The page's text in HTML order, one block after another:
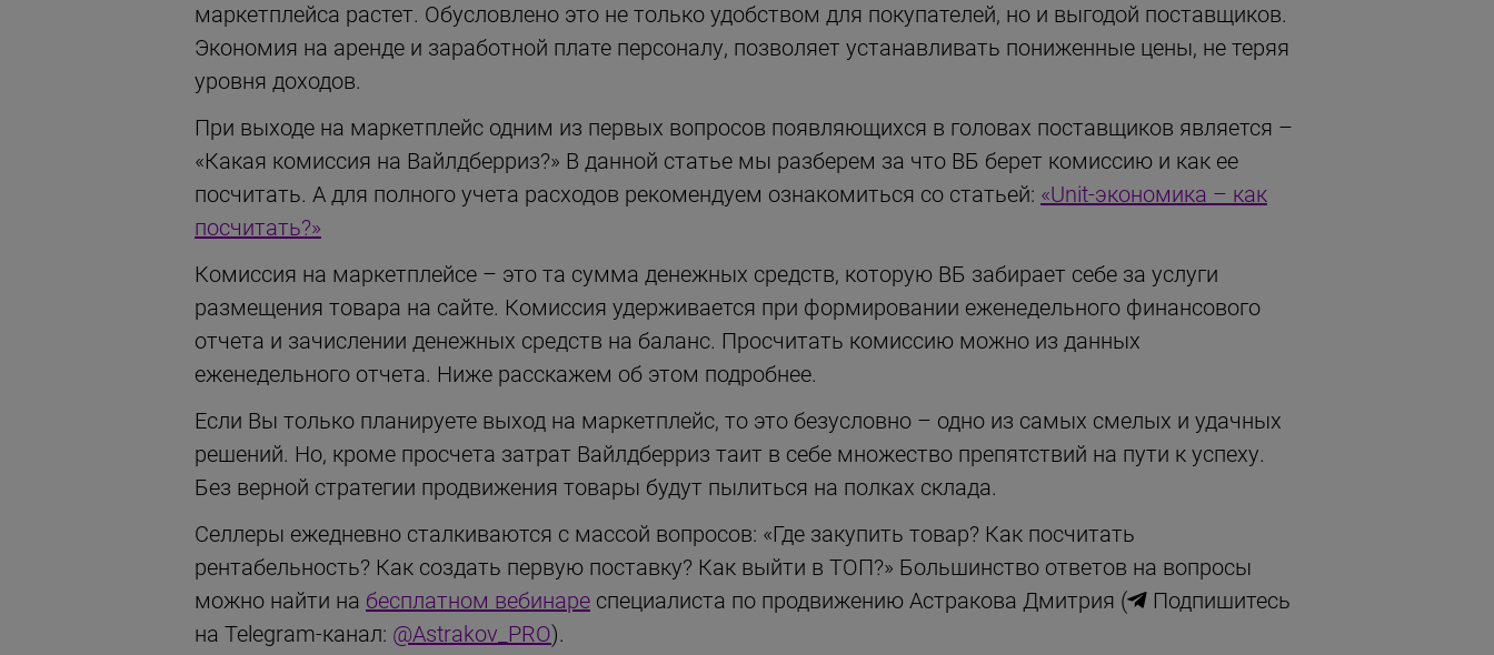
маркетплейса растет. Обусловлено это не только удобством для покупателей, но и выгодой поставщиков.
Экономия на аренде и заработной плате персоналу, позволяет устанавливать пониженные цены, не теряя
уровня доходов.
При выходе на маркетплейс одним из первых вопросов появляющихся в головах поставщиков является –
«Какая комиссия на Вайлдберриз?» В данной статье мы разберем за что ВБ берет комиссию и как ее
посчитать. А для полного учета расходов рекомендуем ознакомиться со статьей: «Unit-экономика – как
посчитать?»
Комиссия на маркетплейсе – это та сумма денежных средств, которую ВБ забирает себе за услуги
размещения товара на сайте. Комиссия удерживается при формировании еженедельного финансового
отчета и зачислении денежных средств на баланс. Просчитать комиссию можно из данных
еженедельного отчета. Ниже расскажем об этом подробнее.
Если Вы только планируете выход на маркетплейс, то это безусловно – одно из самых смелых и удачных
решений. Но, кроме просчета затрат Вайлдберриз таит в себе множество препятствий на пути к успеху.
Без верной стратегии продвижения товары будут пылиться на полках склада.
Селлеры ежедневно сталкиваются с массой вопросов: «Где закупить товар? Как посчитать
рентабельность? Как создать первую поставку? Как выйти в ТОП?» Большинство ответов на вопросы
можно найти на бесплатном вебинаре специалиста по продвижению Астракова Дмитрия (
Подпишитесь
на Telegram-канал: @Astrakov_PRO).